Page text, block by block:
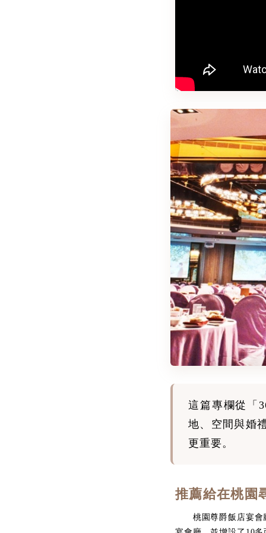
這篇專欄從「
地、空間與婚
更重要。
推薦給在桃園
桃園尊爵飯店宴會廳